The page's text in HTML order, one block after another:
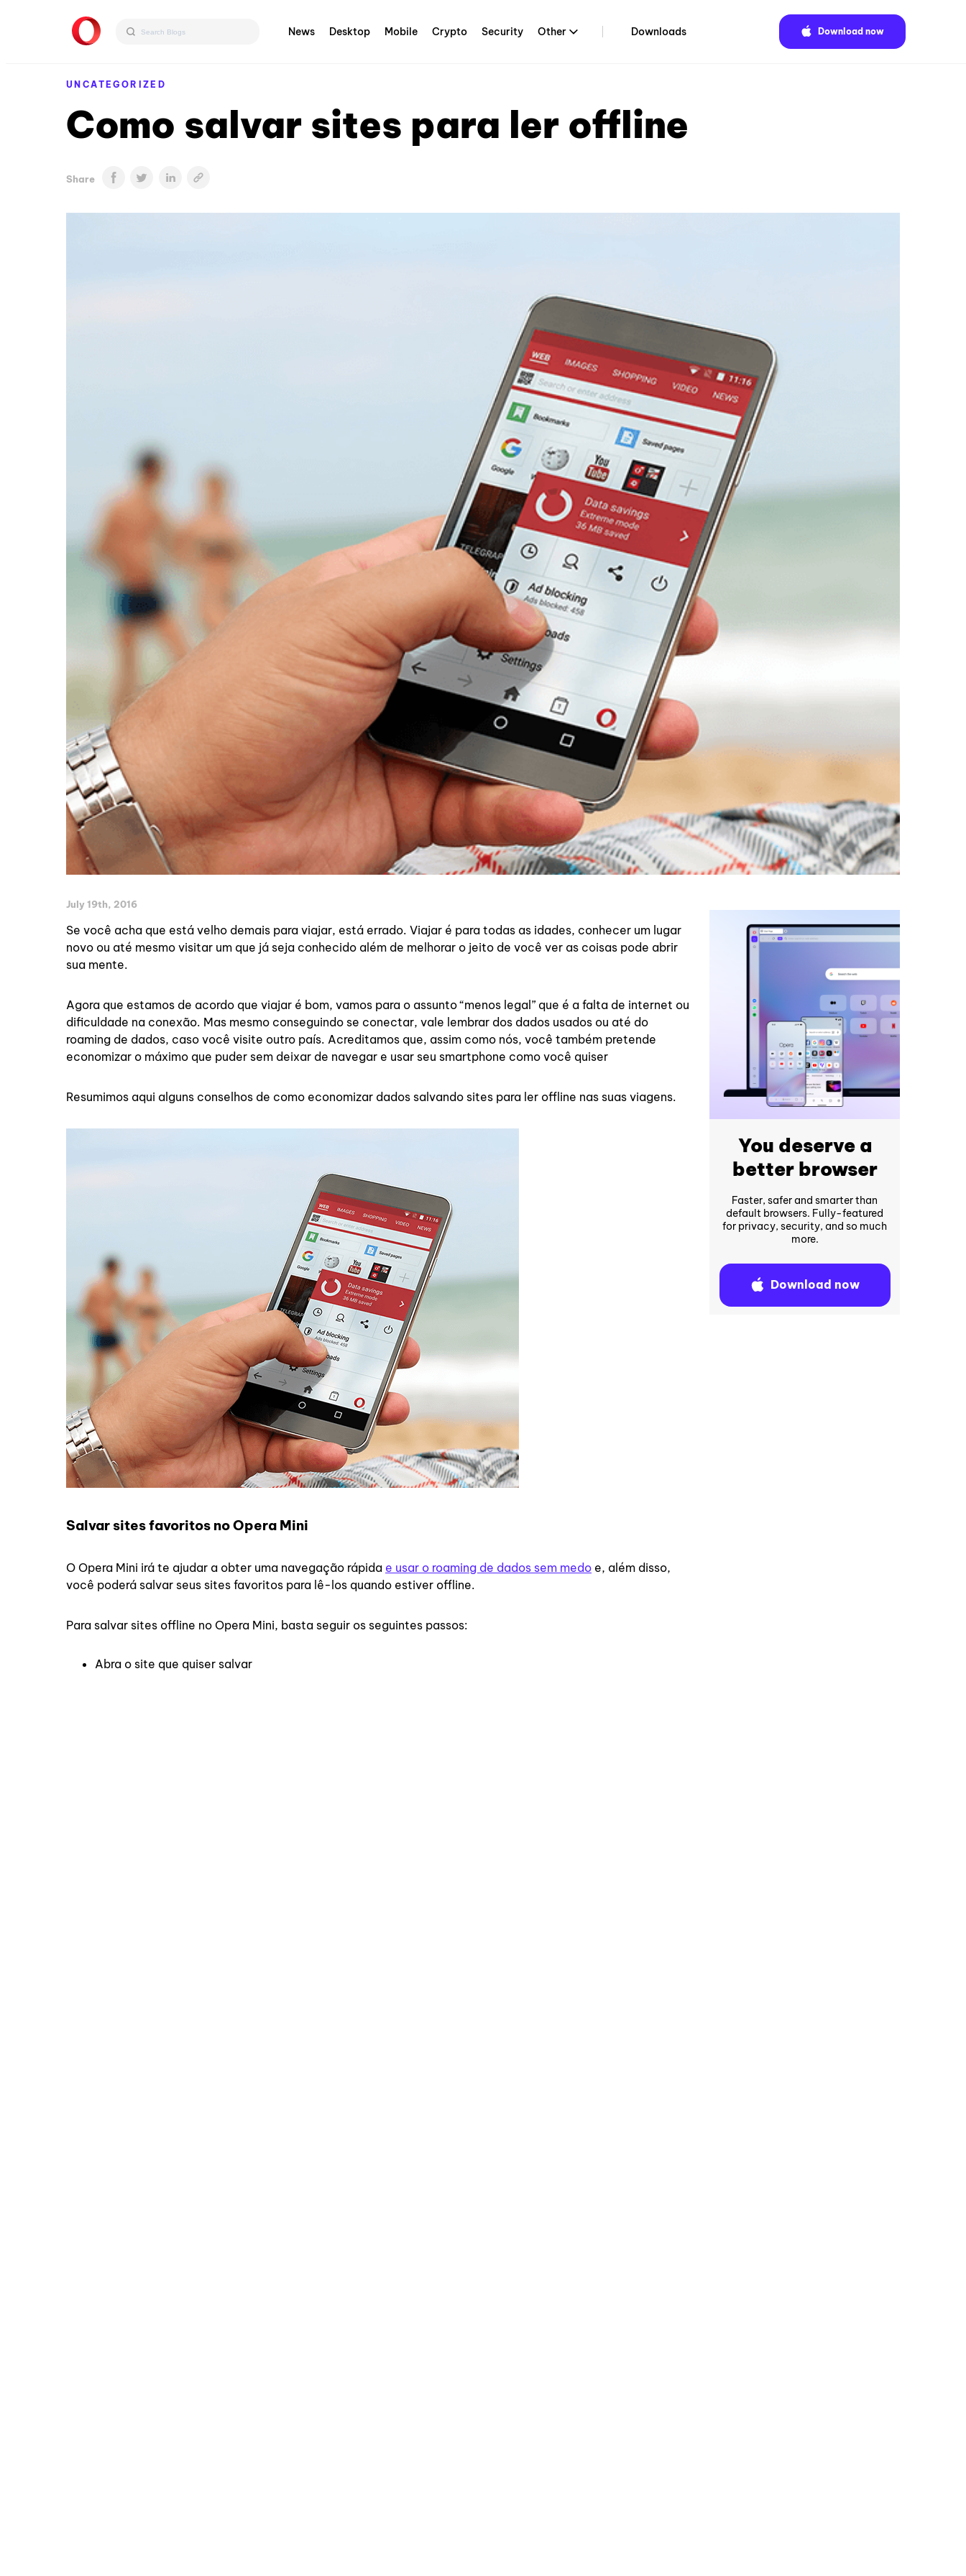
News Desktop Mobile Crypto Security Other Downloads Download now
UNCATEGORIZED
Como salvar sites para ler offline
Share
July 19th, 2016
Se você acha que está velho demais para viajar, está errado. Viajar é para todas as idades, conhecer um lugar
novo ou até mesmo visitar um que já seja conhecido além de melhorar o jeito de você ver as coisas pode abrir
sua mente.
Agora que estamos de acordo que viajar é bom, vamos para o assunto “menos legal” que é a falta de internet ou
dificuldade na conexão. Mas mesmo conseguindo se conectar, vale lembrar dos dados usados ou até do
roaming de dados, caso você visite outro país. Acreditamos que, assim como nós, você também pretende
economizar o máximo que puder sem deixar de navegar e usar seu smartphone como você quiser
Resumimos aqui alguns conselhos de como economizar dados salvando sites para ler offline nas suas viagens.
Salvar sites favoritos no Opera Mini
O Opera Mini irá te ajudar a obter uma navegação rápida e usar o roaming de dados sem medo e, além disso,
você poderá salvar seus sites favoritos para lê-los quando estiver offline.
Para salvar sites offline no Opera Mini, basta seguir os seguintes passos:
Abra o site que quiser salvar
You deserve a
better browser
Faster, safer and smarter than
default browsers. Fully-featured
for privacy, security, and so much
more.
Download now